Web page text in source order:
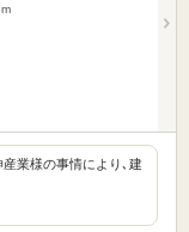
業様の事情により､建